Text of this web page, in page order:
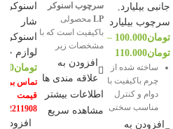
جانبی بیلیارد,
سرچوب بیلیارد
تومان100.000
–
تومان110.000
ساخته شده از
چرم باکیفیت با
دوام و کنترل
مناسب سختی
افزودن به
سرچوب اسنوکر
LP محصولی
باکیفیت است که با
مشخصات زیر
برای
مناسب است.
درجه سختی
هارد
سایز 10 میلی
افزودن به
علاقه مندی ها
اطلاعات بیشتر
مشاهده سریع
اسنوکر
شار
اسنوکر
لوازم
تومان0
تماس برای
قیمت
افزودن